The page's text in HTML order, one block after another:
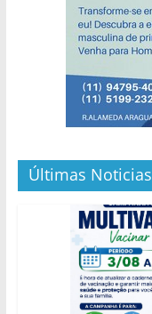
Últimas Noticias